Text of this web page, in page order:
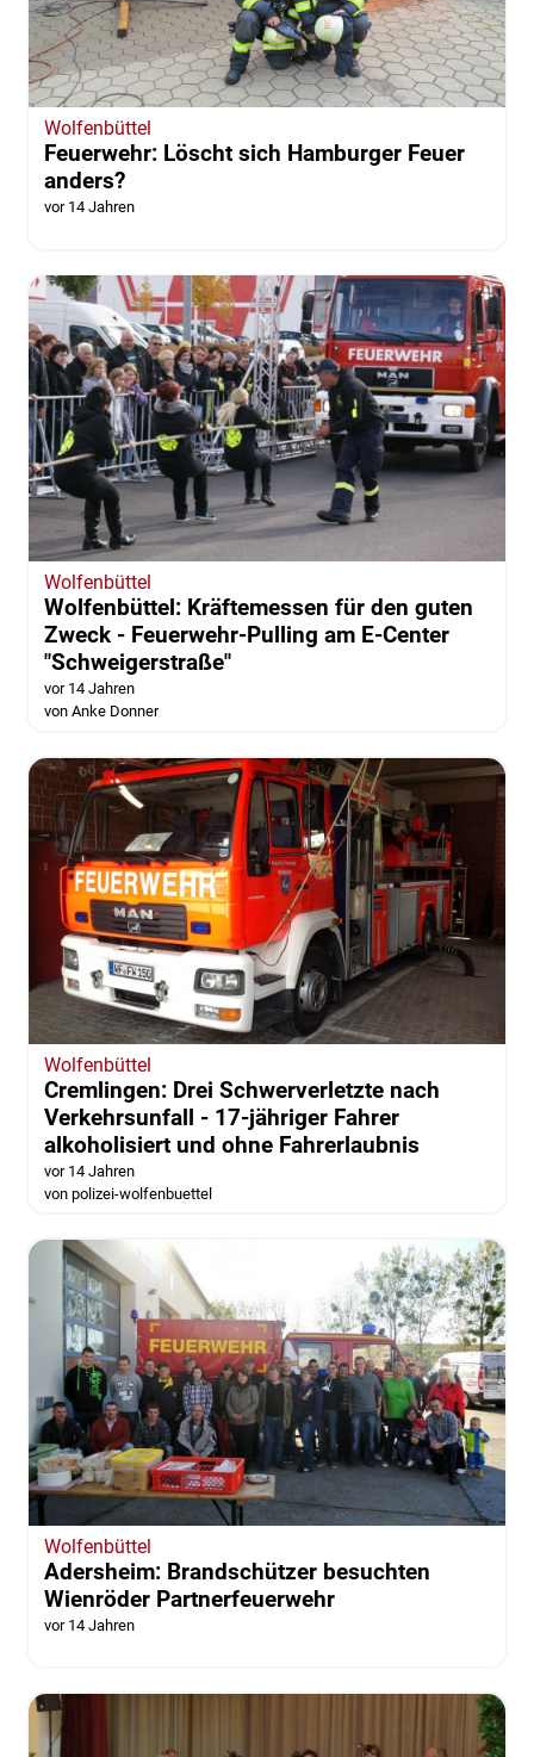
Wolfenbüttel
Feuerwehr: Löscht sich Hamburger Feuer
anders?
vor 14 Jahren
Wolfenbüttel
Wolfenbüttel: Kräftemessen für den guten
Zweck - Feuerwehr-Pulling am E-Center
"Schweigerstraße"
vor 14 Jahren
von Anke Donner
Wolfenbüttel
Cremlingen: Drei Schwerverletzte nach
Verkehrsunfall - 17-jähriger Fahrer
alkoholisiert und ohne Fahrerlaubnis
vor 14 Jahren
von polizei-wolfenbuettel
Wolfenbüttel
Adersheim: Brandschützer besuchten
Wienröder Partnerfeuerwehr
vor 14 Jahren